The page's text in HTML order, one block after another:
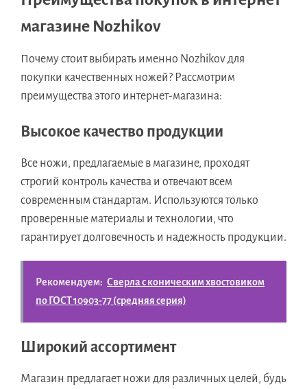
магазине Nozhikov
Почему стоит выбирать именно Nozhikov для
покупки качественных ножей? Рассмотрим
преимущества этого интернет-магазина:
Высокое качество продукции
Все ножи, предлагаемые в магазине, проходят
строгий контроль качества и отвечают всем
современным стандартам. Используются только
проверенные материалы и технологии, что
гарантирует долговечность и надежность продукции.
Рекомендуем: Сверла с коническим хвостовиком
по ГОСТ 10903-77 (средняя серия)
Широкий ассортимент
Магазин предлагает ножи для различных целей, будь